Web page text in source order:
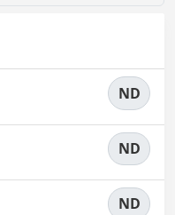
ND
ND
ND